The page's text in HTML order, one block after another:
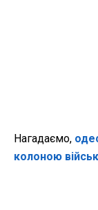
Нагадаємо,
колоною військ